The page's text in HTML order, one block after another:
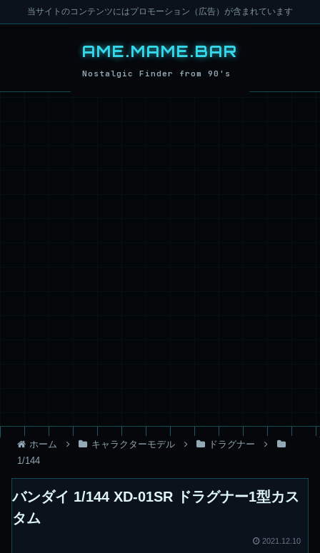
当サイトのコンテンツにはプロモーション（広告）が含まれています
ホーム キャラクターモデル
ドラグナー
1/144
バンダイ 1/144 XD-01SR ドラグナー1型カス
タム
2021.12.10